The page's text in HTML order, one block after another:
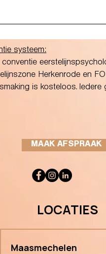
systeem:
Herkenrode en
is kosteloos.
MAAK AFSPRAAK
LOCATIES
Maasmechelen